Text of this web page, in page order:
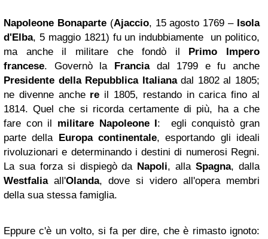
Napoleone Bonaparte(Ajaccio, 15 agosto 1769 – Isola
d'Elba, 5 maggio 1821) fu un indubbiamente
un politico,
ma anche il militare che fondò il Primo Impero
francese. Governò la Franciadal 1799 e fu anche
Presidente della Repubblica Italianadal 1802 al 1805;
ne divenne anchere il 1805, restando in carica fino al
1814. Quel che si ricorda certamente di più, ha a che
fare con il militare Napoleone I:
egli conquistò gran
parte della Europa continentale, esportando gli ideali
rivoluzionari e determinando i destini di numerosi Regni.
La sua forza si dispiegò da Napoli, allaSpagna, dalla
Westfaliaall'Olanda, dove si videro all'opera membri
della sua stessa famiglia.
Eppure c'è un volto, si fa per dire, che è rimasto ignoto: